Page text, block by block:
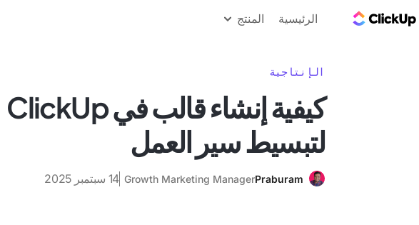
الرئيسية المنتج
الإنتاجية
كيفية إنشاء قالب في ClickUp
لتبسيط سير العمل
Praburam
Growth Marketing Manager 14 سبتمبر 2025